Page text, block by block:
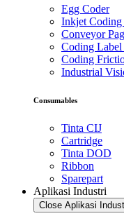
Egg Coder
Inkjet
Conveyor
Coding
Coding
Industrial
Consumables
Tinta CIJ
Cartridge
Tinta DOD
Ribbon
Sparepart
Aplikasi Industri
Close Aplikasi